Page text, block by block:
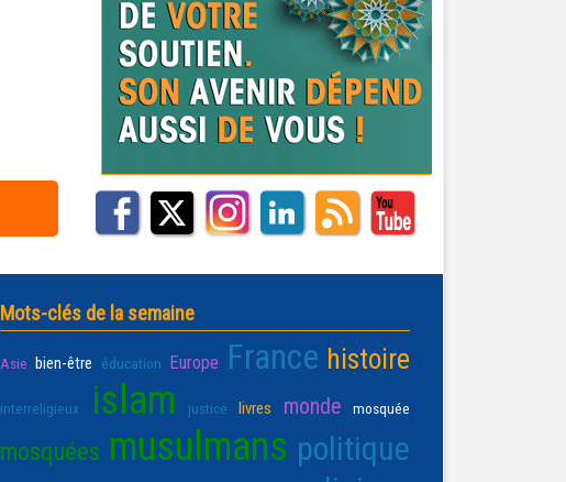
Mots-clés de la semaine
Asie bien-être éducation Europe France histoire
interreligieux islam justice livres monde mosquée
mosquées musulmans politique